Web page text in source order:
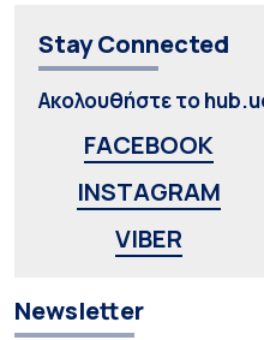
Stay Connected
Ακολουθήστε το
FACEBOOK
INSTAGRAM
VIBER
Newsletter